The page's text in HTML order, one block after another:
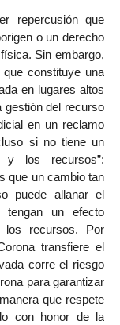
repercusión que
o un derecho
Sin embargo,
constituye una
en lugares altos
gestión del recurso
en un reclamo
si no tiene un
y los recursos”:
que un cambio tan
puede allanar el
tengan un efecto
los recursos. Por
transfiere el
corre el riesgo
para garantizar
que respete
con honor de la